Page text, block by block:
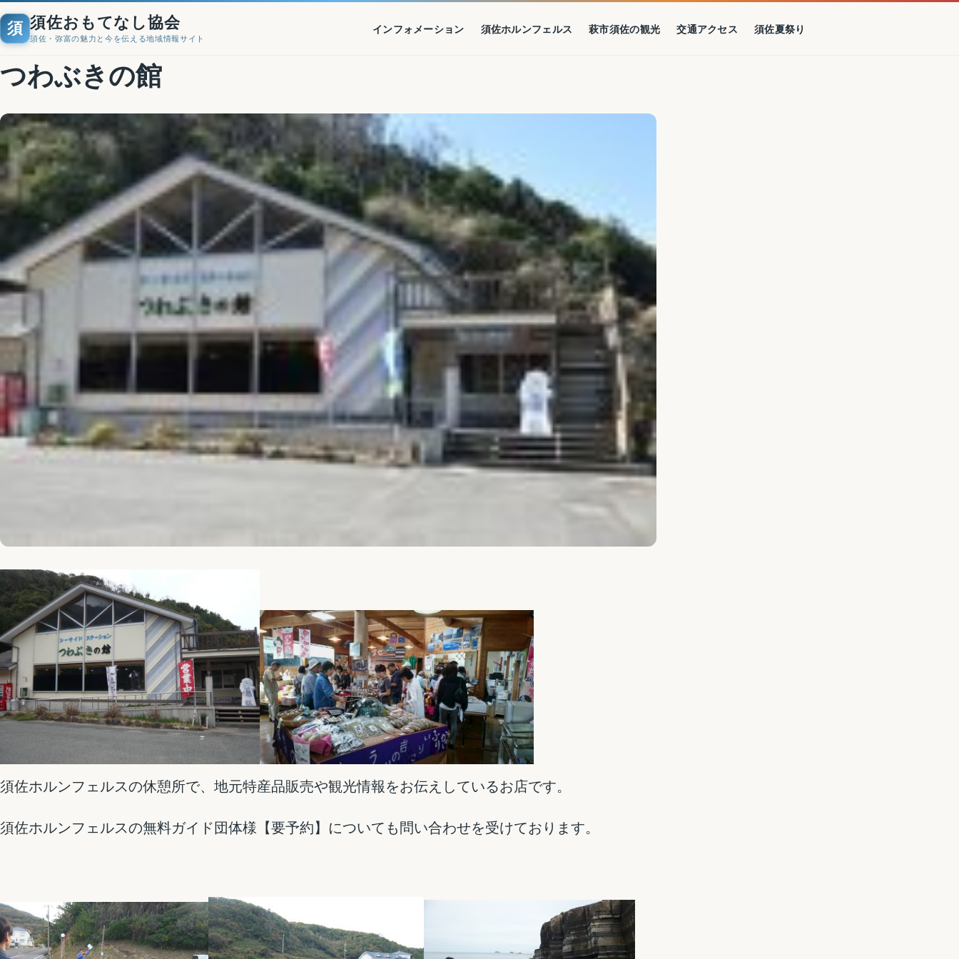
須 須佐おもてなし協会
須佐・弥富の魅力と今を伝える地域情報サイト
インフォメーション 須佐ホルンフェルス 萩市須佐の観光 交通アクセス 須佐夏祭り
つわぶきの館
須佐ホルンフェルスの休憩所で、地元特産品販売や観光情報をお伝えしているお店です。
須佐ホルンフェルスの無料ガイド団体様【要予約】についても問い合わせを受けております。